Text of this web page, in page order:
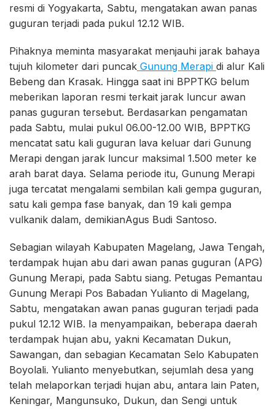
resmi di Yogyakarta, Sabtu, mengatakan awan panas
guguran terjadi pada pukul 12.12 WIB.
Pihaknya meminta masyarakat menjauhi jarak bahaya
tujuh kilometer dari puncak Gunung Merapi di alur Kali
Bebeng dan Krasak. Hingga saat ini BPPTKG belum
meberikan laporan resmi terkait jarak luncur awan
panas guguran tersebut. Berdasarkan pengamatan
pada Sabtu, mulai pukul 06.00-12.00 WIB, BPPTKG
mencatat satu kali guguran lava keluar dari Gunung
Merapi dengan jarak luncur maksimal 1.500 meter ke
arah barat daya. Selama periode itu, Gunung Merapi
juga tercatat mengalami sembilan kali gempa guguran,
satu kali gempa fase banyak, dan 19 kali gempa
vulkanik dalam, demikianAgus Budi Santoso.
Sebagian wilayah Kabupaten Magelang, Jawa Tengah,
terdampak hujan abu dari awan panas guguran (APG)
Gunung Merapi, pada Sabtu siang. Petugas Pemantau
Gunung Merapi Pos Babadan Yulianto di Magelang,
Sabtu, mengatakan awan panas guguran terjadi pada
pukul 12.12 WIB. Ia menyampaikan, beberapa daerah
terdampak hujan abu, yakni Kecamatan Dukun,
Sawangan, dan sebagian Kecamatan Selo Kabupaten
Boyolali. Yulianto menyebutkan, sejumlah desa yang
telah melaporkan terjadi hujan abu, antara lain Paten,
Keningar, Mangunsuko, Dukun, dan Sengi untuk